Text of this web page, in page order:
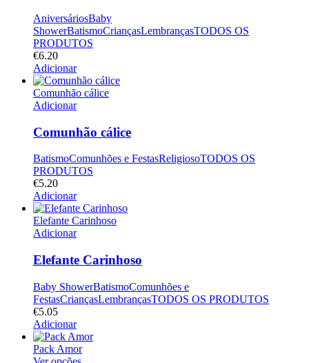
AniversáriosBaby
ShowerBatismoCriançasLembrançasTODOS OS
PRODUTOS
€6.20
Adicionar
Comunhão cálice
Adicionar
Comunhão cálice
BatismoComunhões e FestasReligiosoTODOS OS
PRODUTOS
€5.20
Adicionar
Elefante Carinhoso
Adicionar
Elefante Carinhoso
Baby ShowerBatismoComunhões e
FestasCriançasLembrançasTODOS OS PRODUTOS
€5.05
Adicionar
Pack Amor